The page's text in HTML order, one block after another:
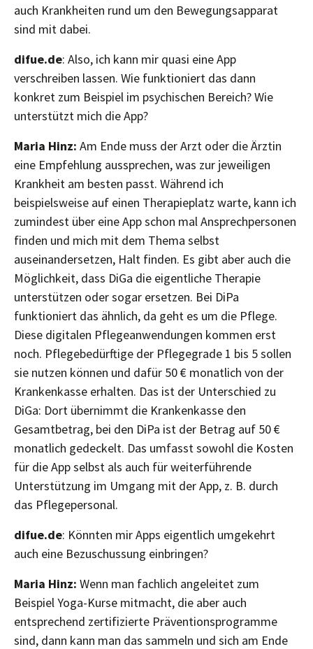
auch Krankheiten rund um den Bewegungsapparat
sind mit dabei.
difue.de: Also, ich kann mir quasi eine App
verschreiben lassen. Wie funktioniert das dann
konkret zum Beispiel im psychischen Bereich? Wie
unterstützt mich die App?
Maria Hinz: Am Ende muss der Arzt oder die Ärztin
eine Empfehlung aussprechen, was zur jeweiligen
Krankheit am besten passt. Während ich
beispielsweise auf einen Therapieplatz warte, kann ich
zumindest über eine App schon mal Ansprechpersonen
finden und mich mit dem Thema selbst
auseinandersetzen, Halt finden. Es gibt aber auch die
Möglichkeit, dass DiGa die eigentliche Therapie
unterstützen oder sogar ersetzen. Bei DiPa
funktioniert das ähnlich, da geht es um die Pflege.
Diese digitalen Pflegeanwendungen kommen erst
noch. Pflegebedürftige der Pflegegrade 1 bis 5 sollen
sie nutzen können und dafür 50 € monatlich von der
Krankenkasse erhalten. Das ist der Unterschied zu
DiGa: Dort übernimmt die Krankenkasse den
Gesamtbetrag, bei den DiPa ist der Betrag auf 50 €
monatlich gedeckelt. Das umfasst sowohl die Kosten
für die App selbst als auch für weiterführende
Unterstützung im Umgang mit der App, z. B. durch
das Pflegepersonal.
difue.de: Könnten mir Apps eigentlich umgekehrt
auch eine Bezuschussung einbringen?
Maria Hinz: Wenn man fachlich angeleitet zum
Beispiel Yoga-Kurse mitmacht, die aber auch
entsprechend zertifizierte Präventionsprogramme
sind, dann kann man das sammeln und sich am Ende